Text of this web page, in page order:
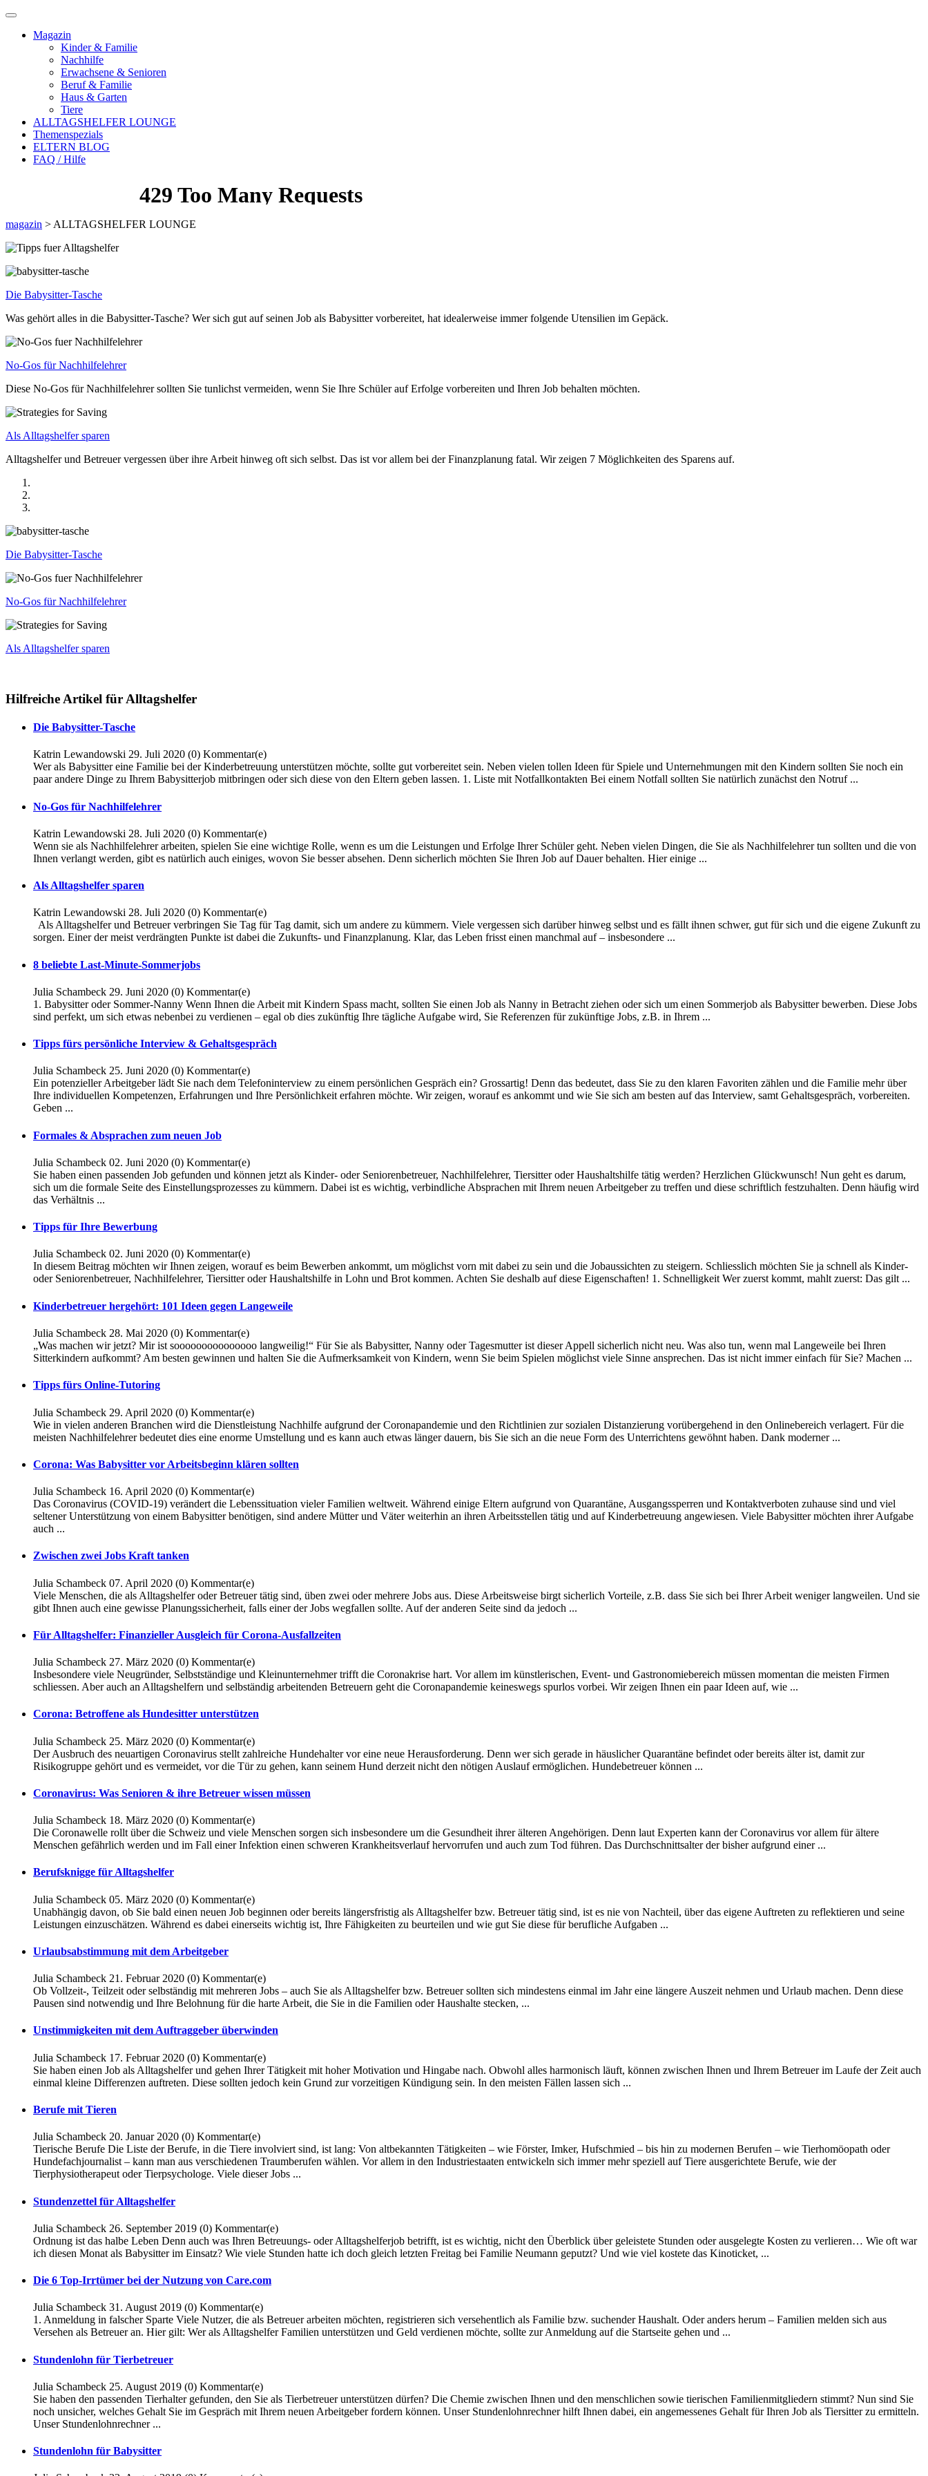
Magazin
Kinder & Familie
Nachhilfe
Erwachsene & Senioren
Beruf & Familie
Haus & Garten
Tiere
ALLTAGSHELFER LOUNGE
Themenspezials
ELTERN BLOG
FAQ / Hilfe
magazin > ALLTAGSHELFER LOUNGE
Die Babysitter-Tasche
Was gehört alles in die Babysitter-Tasche? Wer sich gut auf seinen Job als Babysitter vorbereitet, hat idealerweise immer folgende Utensilien im Gepäck.
No-Gos für Nachhilfelehrer
Diese No-Gos für Nachhilfelehrer sollten Sie tunlichst vermeiden, wenn Sie Ihre Schüler auf Erfolge vorbereiten und Ihren Job behalten möchten.
Als Alltagshelfer sparen
Alltagshelfer und Betreuer vergessen über ihre Arbeit hinweg oft sich selbst. Das ist vor allem bei der Finanzplanung fatal. Wir zeigen 7 Möglichkeiten des Sparens auf.
Die Babysitter-Tasche
No-Gos für Nachhilfelehrer
Als Alltagshelfer sparen
Hilfreiche Artikel für Alltagshelfer
Die Babysitter-Tasche
Katrin Lewandowski 29. Juli 2020 (0) Kommentar(e)
Wer als Babysitter eine Familie bei der Kinderbetreuung unterstützen möchte, sollte gut vorbereitet sein. Neben vielen tollen Ideen für Spiele und Unternehmungen mit den Kindern sollten Sie noch ein
paar andere Dinge zu Ihrem Babysitterjob mitbringen oder sich diese von den Eltern geben lassen. 1. Liste mit Notfallkontakten Bei einem Notfall sollten Sie natürlich zunächst den Notruf ...
No-Gos für Nachhilfelehrer
Katrin Lewandowski 28. Juli 2020 (0) Kommentar(e)
Wenn sie als Nachhilfelehrer arbeiten, spielen Sie eine wichtige Rolle, wenn es um die Leistungen und Erfolge Ihrer Schüler geht. Neben vielen Dingen, die Sie als Nachhilfelehrer tun sollten und die von
Ihnen verlangt werden, gibt es natürlich auch einiges, wovon Sie besser absehen. Denn sicherlich möchten Sie Ihren Job auf Dauer behalten. Hier einige ...
Als Alltagshelfer sparen
Katrin Lewandowski 28. Juli 2020 (0) Kommentar(e)
Als Alltagshelfer und Betreuer verbringen Sie Tag für Tag damit, sich um andere zu kümmern. Viele vergessen sich darüber hinweg selbst und es fällt ihnen schwer, gut für sich und die eigene Zukunft zu
sorgen. Einer der meist verdrängten Punkte ist dabei die Zukunfts- und Finanzplanung. Klar, das Leben frisst einen manchmal auf – insbesondere ...
8 beliebte Last-Minute-Sommerjobs
Julia Schambeck 29. Juni 2020 (0) Kommentar(e)
1. Babysitter oder Sommer-Nanny Wenn Ihnen die Arbeit mit Kindern Spass macht, sollten Sie einen Job als Nanny in Betracht ziehen oder sich um einen Sommerjob als Babysitter bewerben. Diese Jobs
sind perfekt, um sich etwas nebenbei zu verdienen – egal ob dies zukünftig Ihre tägliche Aufgabe wird, Sie Referenzen für zukünftige Jobs, z.B. in Ihrem ...
Tipps fürs persönliche Interview & Gehaltsgespräch
Julia Schambeck 25. Juni 2020 (0) Kommentar(e)
Ein potenzieller Arbeitgeber lädt Sie nach dem Telefoninterview zu einem persönlichen Gespräch ein? Grossartig! Denn das bedeutet, dass Sie zu den klaren Favoriten zählen und die Familie mehr über
Ihre individuellen Kompetenzen, Erfahrungen und Ihre Persönlichkeit erfahren möchte. Wir zeigen, worauf es ankommt und wie Sie sich am besten auf das Interview, samt Gehaltsgespräch, vorbereiten.
Geben ...
Formales & Absprachen zum neuen Job
Julia Schambeck 02. Juni 2020 (0) Kommentar(e)
Sie haben einen passenden Job gefunden und können jetzt als Kinder- oder Seniorenbetreuer, Nachhilfelehrer, Tiersitter oder Haushaltshilfe tätig werden? Herzlichen Glückwunsch! Nun geht es darum,
sich um die formale Seite des Einstellungsprozesses zu kümmern. Dabei ist es wichtig, verbindliche Absprachen mit Ihrem neuen Arbeitgeber zu treffen und diese schriftlich festzuhalten. Denn häufig wird
das Verhältnis ...
Tipps für Ihre Bewerbung
Julia Schambeck 02. Juni 2020 (0) Kommentar(e)
In diesem Beitrag möchten wir Ihnen zeigen, worauf es beim Bewerben ankommt, um möglichst vorn mit dabei zu sein und die Jobaussichten zu steigern. Schliesslich möchten Sie ja schnell als Kinder-
oder Seniorenbetreuer, Nachhilfelehrer, Tiersitter oder Haushaltshilfe in Lohn und Brot kommen. Achten Sie deshalb auf diese Eigenschaften! 1. Schnelligkeit Wer zuerst kommt, mahlt zuerst: Das gilt ...
Kinderbetreuer hergehört: 101 Ideen gegen Langeweile
Julia Schambeck 28. Mai 2020 (0) Kommentar(e)
„Was machen wir jetzt? Mir ist sooooooooooooooo langweilig!“ Für Sie als Babysitter, Nanny oder Tagesmutter ist dieser Appell sicherlich nicht neu. Was also tun, wenn mal Langeweile bei Ihren
Sitterkindern aufkommt? Am besten gewinnen und halten Sie die Aufmerksamkeit von Kindern, wenn Sie beim Spielen möglichst viele Sinne ansprechen. Das ist nicht immer einfach für Sie? Machen ...
Tipps fürs Online-Tutoring
Julia Schambeck 29. April 2020 (0) Kommentar(e)
Wie in vielen anderen Branchen wird die Dienstleistung Nachhilfe aufgrund der Coronapandemie und den Richtlinien zur sozialen Distanzierung vorübergehend in den Onlinebereich verlagert. Für die
meisten Nachhilfelehrer bedeutet dies eine enorme Umstellung und es kann auch etwas länger dauern, bis Sie sich an die neue Form des Unterrichtens gewöhnt haben. Dank moderner ...
Corona: Was Babysitter vor Arbeitsbeginn klären sollten
Julia Schambeck 16. April 2020 (0) Kommentar(e)
Das Coronavirus (COVID-19) verändert die Lebenssituation vieler Familien weltweit. Während einige Eltern aufgrund von Quarantäne, Ausgangssperren und Kontaktverboten zuhause sind und viel
seltener Unterstützung von einem Babysitter benötigen, sind andere Mütter und Väter weiterhin an ihren Arbeitsstellen tätig und auf Kinderbetreuung angewiesen. Viele Babysitter möchten ihrer Aufgabe
auch ...
Zwischen zwei Jobs Kraft tanken
Julia Schambeck 07. April 2020 (0) Kommentar(e)
Viele Menschen, die als Alltagshelfer oder Betreuer tätig sind, üben zwei oder mehrere Jobs aus. Diese Arbeitsweise birgt sicherlich Vorteile, z.B. dass Sie sich bei Ihrer Arbeit weniger langweilen. Und sie
gibt Ihnen auch eine gewisse Planungssicherheit, falls einer der Jobs wegfallen sollte. Auf der anderen Seite sind da jedoch ...
Für Alltagshelfer: Finanzieller Ausgleich für Corona-Ausfallzeiten
Julia Schambeck 27. März 2020 (0) Kommentar(e)
Insbesondere viele Neugründer, Selbstständige und Kleinunternehmer trifft die Coronakrise hart. Vor allem im künstlerischen, Event- und Gastronomiebereich müssen momentan die meisten Firmen
schliessen. Aber auch an Alltagshelfern und selbständig arbeitenden Betreuern geht die Coronapandemie keineswegs spurlos vorbei. Wir zeigen Ihnen ein paar Ideen auf, wie ...
Corona: Betroffene als Hundesitter unterstützen
Julia Schambeck 25. März 2020 (0) Kommentar(e)
Der Ausbruch des neuartigen Coronavirus stellt zahlreiche Hundehalter vor eine neue Herausforderung. Denn wer sich gerade in häuslicher Quarantäne befindet oder bereits älter ist, damit zur
Risikogruppe gehört und es vermeidet, vor die Tür zu gehen, kann seinem Hund derzeit nicht den nötigen Auslauf ermöglichen. Hundebetreuer können ...
Coronavirus: Was Senioren & ihre Betreuer wissen müssen
Julia Schambeck 18. März 2020 (0) Kommentar(e)
Die Coronawelle rollt über die Schweiz und viele Menschen sorgen sich insbesondere um die Gesundheit ihrer älteren Angehörigen. Denn laut Experten kann der Coronavirus vor allem für ältere
Menschen gefährlich werden und im Fall einer Infektion einen schweren Krankheitsverlauf hervorrufen und auch zum Tod führen. Das Durchschnittsalter der bisher aufgrund einer ...
Berufsknigge für Alltagshelfer
Julia Schambeck 05. März 2020 (0) Kommentar(e)
Unabhängig davon, ob Sie bald einen neuen Job beginnen oder bereits längersfristig als Alltagshelfer bzw. Betreuer tätig sind, ist es nie von Nachteil, über das eigene Auftreten zu reflektieren und seine
Leistungen einzuschätzen. Während es dabei einerseits wichtig ist, Ihre Fähigkeiten zu beurteilen und wie gut Sie diese für berufliche Aufgaben ...
Urlaubsabstimmung mit dem Arbeitgeber
Julia Schambeck 21. Februar 2020 (0) Kommentar(e)
Ob Vollzeit-, Teilzeit oder selbständig mit mehreren Jobs – auch Sie als Alltagshelfer bzw. Betreuer sollten sich mindestens einmal im Jahr eine längere Auszeit nehmen und Urlaub machen. Denn diese
Pausen sind notwendig und Ihre Belohnung für die harte Arbeit, die Sie in die Familien oder Haushalte stecken, ...
Unstimmigkeiten mit dem Auftraggeber überwinden
Julia Schambeck 17. Februar 2020 (0) Kommentar(e)
Sie haben einen Job als Alltagshelfer und gehen Ihrer Tätigkeit mit hoher Motivation und Hingabe nach. Obwohl alles harmonisch läuft, können zwischen Ihnen und Ihrem Betreuer im Laufe der Zeit auch
einmal kleine Differenzen auftreten. Diese sollten jedoch kein Grund zur vorzeitigen Kündigung sein. In den meisten Fällen lassen sich ...
Berufe mit Tieren
Julia Schambeck 20. Januar 2020 (0) Kommentar(e)
Tierische Berufe Die Liste der Berufe, in die Tiere involviert sind, ist lang: Von altbekannten Tätigkeiten – wie Förster, Imker, Hufschmied – bis hin zu modernen Berufen – wie Tierhomöopath oder
Hundefachjournalist – kann man aus verschiedenen Traumberufen wählen. Vor allem in den Industriestaaten entwickeln sich immer mehr speziell auf Tiere ausgerichtete Berufe, wie der
Tierphysiotherapeut oder Tierpsychologe. Viele dieser Jobs ...
Stundenzettel für Alltagshelfer
Julia Schambeck 26. September 2019 (0) Kommentar(e)
Ordnung ist das halbe Leben Denn auch was Ihren Betreuungs- oder Alltagshelferjob betrifft, ist es wichtig, nicht den Überblick über geleistete Stunden oder ausgelegte Kosten zu verlieren… Wie oft war
ich diesen Monat als Babysitter im Einsatz? Wie viele Stunden hatte ich doch gleich letzten Freitag bei Familie Neumann geputzt? Und wie viel kostete das Kinoticket, ...
Die 6 Top-Irrtümer bei der Nutzung von Care.com
Julia Schambeck 31. August 2019 (0) Kommentar(e)
1. Anmeldung in falscher Sparte Viele Nutzer, die als Betreuer arbeiten möchten, registrieren sich versehentlich als Familie bzw. suchender Haushalt. Oder anders herum – Familien melden sich aus
Versehen als Betreuer an. Hier gilt: Wer als Alltagshelfer Familien unterstützen und Geld verdienen möchte, sollte zur Anmeldung auf die Startseite gehen und ...
Stundenlohn für Tierbetreuer
Julia Schambeck 25. August 2019 (0) Kommentar(e)
Sie haben den passenden Tierhalter gefunden, den Sie als Tierbetreuer unterstützen dürfen? Die Chemie zwischen Ihnen und den menschlichen sowie tierischen Familienmitgliedern stimmt? Nun sind Sie
noch unsicher, welches Gehalt Sie im Gespräch mit Ihrem neuen Arbeitgeber fordern können. Unser Stundenlohnrechner hilft Ihnen dabei, ein angemessenes Gehalt für Ihren Job als Tiersitter zu ermitteln.
Unser Stundenlohnrechner ...
Stundenlohn für Babysitter